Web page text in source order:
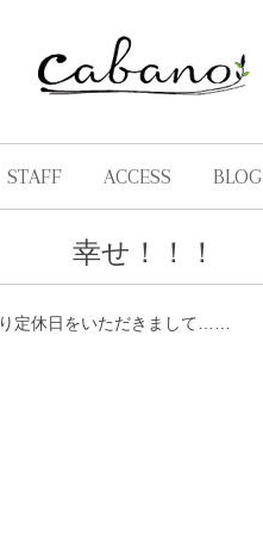
STAFF ACCESS BLOG
幸せ！！！
定休日をいただきまして……